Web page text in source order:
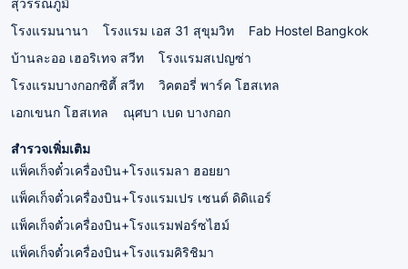
สุวรรณภูมิ
โรงแรมนานา
โรงแรม เอส 31 สุขุมวิท
Fab Hostel Bangkok
บ้านละออ เฮอริเทจ สวีท
โรงแรมสเปญซ่า
โรงแรมบางกอกซิตี้ สวีท
วิคตอรี่ พาร์ค โฮสเทล
เอกเขนก โฮสเทล
ณุศบา เบด บางกอก
สำรวจเพิ่มเติม
แพ็คเก็จตั๋วเครื่องบิน+โรงแรมลา ฮอยยา
แพ็คเก็จตั๋วเครื่องบิน+โรงแรมเปร เซนต์ ดิดิแอร์
แพ็คเก็จตั๋วเครื่องบิน+โรงแรมฟอร์ซไฮม์
แพ็คเก็จตั๋วเครื่องบิน+โรงแรมคิริชิมา